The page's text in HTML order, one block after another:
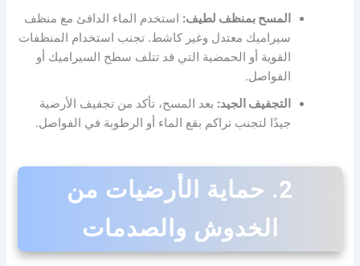
المسح بمنظف لطيف: استخدم الماء الدافئ مع منظف
سيراميك معتدل وغير كاشط. تجنب استخدام المنظفات
القوية أو الحمضية التي قد تتلف سطح السيراميك أو
الفواصل.
التجفيف الجيد: بعد المسح، تأكد من تجفيف الأرضية
جيدًا لتجنب تراكم بقع الماء أو الرطوبة في الفواصل.
2. حماية الأرضيات من
الخدوش والصدمات